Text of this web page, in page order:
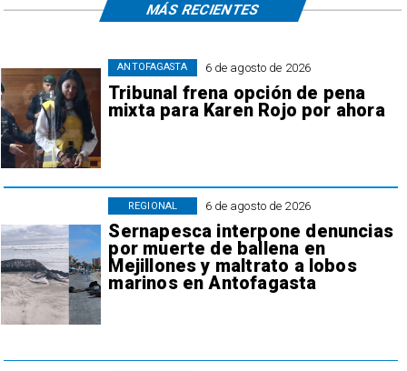
6 de agosto de 2026
Tribunal frena opción de pena
mixta para Karen Rojo por ahora
ANTOFAGASTA
6 de agosto de 2026
Sernapesca interpone denuncias
por muerte de ballena en
Mejillones y maltrato a lobos
marinos en Antofagasta
REGIONAL
MÁS RECIENTES